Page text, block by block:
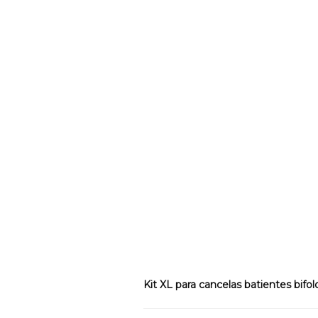
Kit XL para cancelas batientes